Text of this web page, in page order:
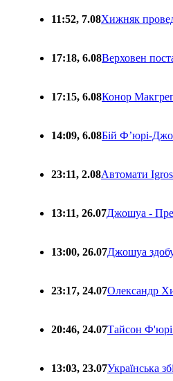
11:52, 7.08Хижняк
17:18, 6.08Верховен
17:15, 6.08Конор
14:09, 6.08Бій Ф’юрі-
23:11, 2.08Автомати
13:11, 26.07Джошуа -
13:00, 26.07Джошуа
23:17, 24.07Олександр
20:46, 24.07Тайсон Ф'юрі
13:03, 23.07Українська